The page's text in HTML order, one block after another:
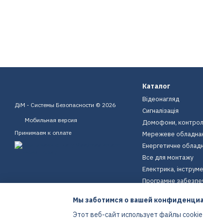
ДіМ - Системы Безопасности © 2026
Мобильная версия
Принимаем к оплате
Каталог
Відеонагляд
Сигналізація
Домофони,
Мережеве
Енергетичне
Все для монтажу
Електрика,
Програмне
Екіпірування
Енергетичне
Мы заботимся о вашей
Этот веб-сайт использует файлы